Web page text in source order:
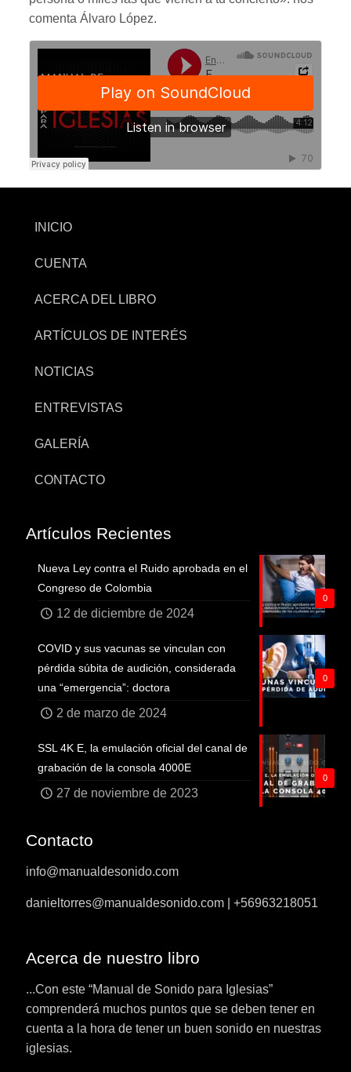
comenta Álvaro López.
INICIO
CUENTA
ACERCA DEL LIBRO
ARTÍCULOS DE INTERÉS
NOTICIAS
ENTREVISTAS
GALERÍA
CONTACTO
Artículos Recientes
0
Nueva Ley contra el Ruido aprobada en el
Congreso de Colombia
12 de diciembre de 2024
0
COVID y sus vacunas se vinculan con
pérdida súbita de audición, considerada
una “emergencia”: doctora
2 de marzo de 2024
0
SSL 4K E, la emulación oficial del canal de
grabación de la consola 4000E
27 de noviembre de 2023
Contacto
info@manualdesonido.com
danieltorres@manualdesonido.com | +56963218051
Acerca de nuestro libro
...Con este “Manual de Sonido para Iglesias”
comprenderá muchos puntos que se deben tener en
cuenta a la hora de tener un buen sonido en nuestras
iglesias.